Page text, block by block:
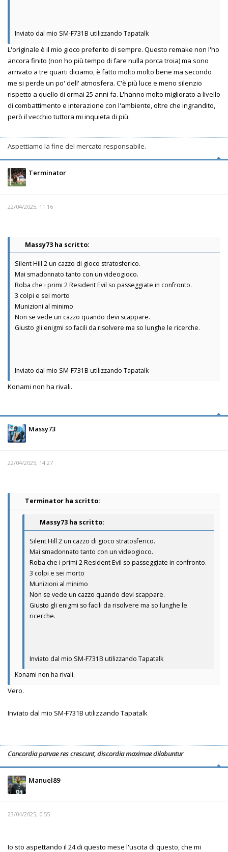
Inviato dal mio SM-F731B utilizzando Tapatalk
L'originale è il mio gioco preferito di sempre. Questo remake non l'ho
ancora finito (non ho più tempo di fare nulla porca troia) ma sono
arrivato a tre quarti diciamo, è fatto molto molto bene ma secondo
me si perde un po' dell' atmosfera. C'è più luce e meno silenzio
rispetto a quello di ormai 25 anni fa. L'hanno molto migliorato a livello
di combattimento e interazione con l'ambiente, oltre che ingrandito,
però il vecchio tuttora mi inquieta di più.
Aspettiamo la fine del mercato responsabile.
Terminator
22/04/2025, 11:16
Massy73 ha scritto:
Silent Hill 2 un cazzo di gioco stratosferico.
Mai smadonnato tanto con un videogioco.
Roba che i primi 2 Resident Evil so passeggiate in confronto.
3 colpi e sei morto
Munizioni al minimo
Non se vede un cazzo quando devi scappare.
Giusto gli enigmi so facili da risolvere ma so lunghe le ricerche.
Inviato dal mio SM-F731B utilizzando Tapatalk
Konami non ha rivali.
Massy73
22/04/2025, 14:27
Terminator ha scritto:
Massy73 ha scritto:
Silent Hill 2 un cazzo di gioco stratosferico.
Mai smadonnato tanto con un videogioco.
Roba che i primi 2 Resident Evil so passeggiate in confronto.
3 colpi e sei morto
Munizioni al minimo
Non se vede un cazzo quando devi scappare.
Giusto gli enigmi so facili da risolvere ma so lunghe le
ricerche.
Inviato dal mio SM-F731B utilizzando Tapatalk
Konami non ha rivali.
Vero.
Inviato dal mio SM-F731B utilizzando Tapatalk
Concordia parvae res crescunt, discordia maximae dilabuntur
Manuel89
23/04/2025, 0:55
Io sto aspettando il 24 di questo mese l'uscita di questo, che mi